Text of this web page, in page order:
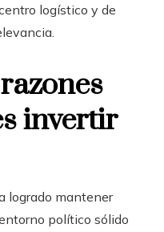
logístico y de
invertir
logrado mantener
político sólido